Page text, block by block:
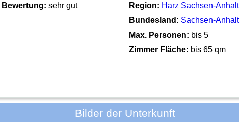
Bewertung: sehr gut
Region: Harz Sachsen-Anhalt
Bundesland: Sachsen-Anhalt
Max. Personen: bis 5
Zimmer Fläche: bis 65 qm
Bilder der Unterkunft